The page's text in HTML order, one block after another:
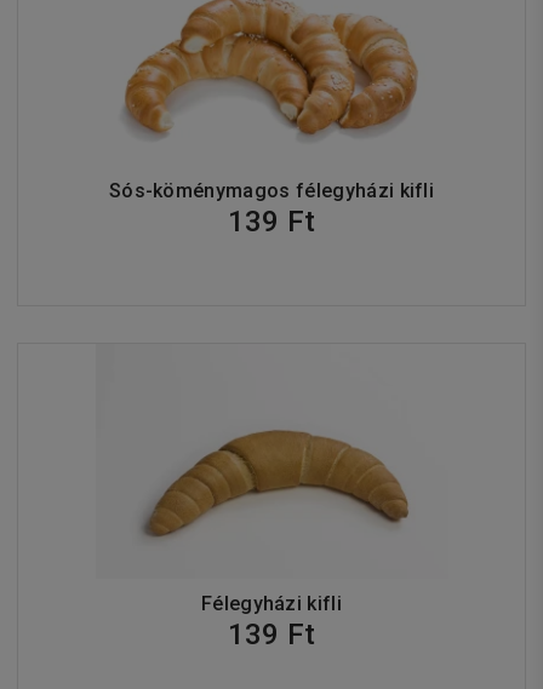
Sós-köménymagos félegyházi kifli
139 Ft
Félegyházi kifli
139 Ft